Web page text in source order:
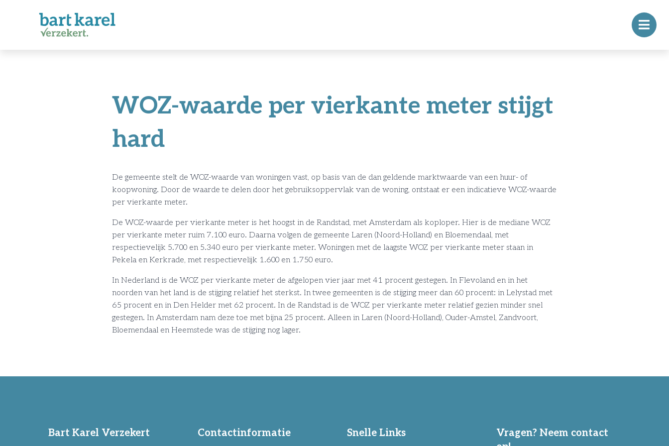
WOZ-waarde per vierkante meter stijgt
hard
De gemeente stelt de WOZ-waarde van woningen vast, op basis van de dan geldende marktwaarde van een huur- of
koopwoning. Door de waarde te delen door het gebruiksoppervlak van de woning, ontstaat er een indicatieve WOZ-waarde
per vierkante meter.
De WOZ-waarde per vierkante meter is het hoogst in de Randstad, met Amsterdam als koploper. Hier is de mediane WOZ
per vierkante meter ruim 7.100 euro. Daarna volgen de gemeente Laren (Noord-Holland) en Bloemendaal, met
respectievelijk 5.700 en 5.340 euro per vierkante meter. Woningen met de laagste WOZ per vierkante meter staan in
Pekela en Kerkrade, met respectievelijk 1.600 en 1.750 euro.
In Nederland is de WOZ per vierkante meter de afgelopen vier jaar met 41 procent gestegen. In Flevoland en in het
noorden van het land is de stijging relatief het sterkst. In twee gemeenten is de stijging meer dan 60 procent: in Lelystad met
65 procent en in Den Helder met 62 procent. In de Randstad is de WOZ per vierkante meter relatief gezien minder snel
gestegen. In Amsterdam nam deze toe met bijna 25 procent. Alleen in Laren (Noord-Holland), Ouder-Amstel, Zandvoort,
Bloemendaal en Heemstede was de stijging nog lager.
Bart Karel Verzekert Contactinformatie Snelle Links
Vragen? Neem contact